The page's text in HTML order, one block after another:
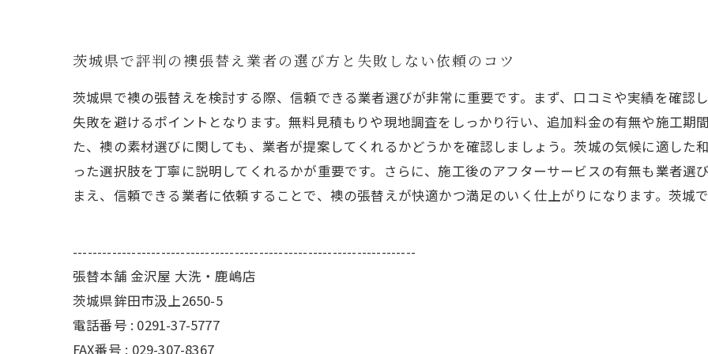
茨城県で評判の襖張替え業者の選び方と失敗しない依頼のコツ
茨城県で襖の張替えを検討する際、信頼できる業者選びが非常に重要です。まず、口コミや実績を確認
失敗を避けるポイントとなります。無料見積もりや現地調査をしっかり行い、追加料金の有無や施工期
た、襖の素材選びに関しても、業者が提案してくれるかどうかを確認しましょう。茨城の気候に適した
った選択肢を丁寧に説明してくれるかが重要です。さらに、施工後のアフターサービスの有無も業者選
まえ、信頼できる業者に依頼することで、襖の張替えが快適かつ満足のいく仕上がりになります。茨城
----------------------------------------------------------------------
張替本舗 金沢屋 大洗・鹿嶋店
茨城県鉾田市汲上2650-5
電話番号 : 0291-37-5777
FAX番号 : 029-307-8367